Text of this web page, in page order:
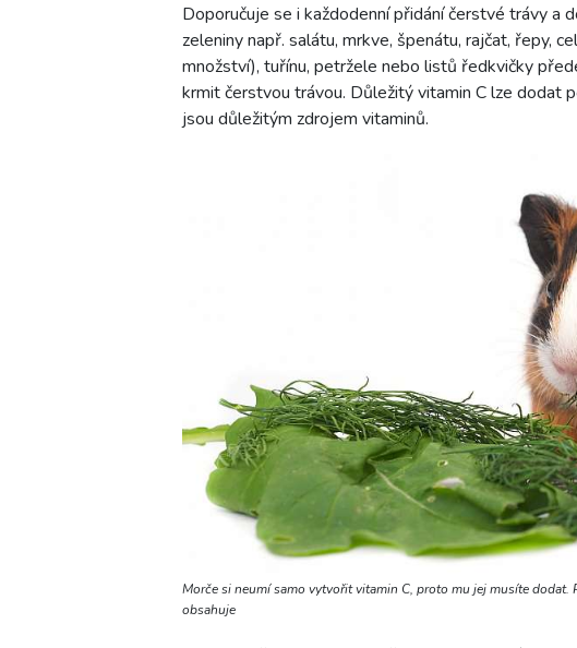
Doporučuje se i každodenní přidání čerstvé trávy a
zeleniny např. salátu, mrkve, špenátu, rajčat, řepy,
množství), tuřínu, petržele nebo listů ředkvičky
krmit čerstvou trávou. Důležitý vitamin C lze dodat
jsou důležitým zdrojem vitaminů.
Morče si neumí samo vytvořit vitamin C, proto mu jej musíte
obsahuje